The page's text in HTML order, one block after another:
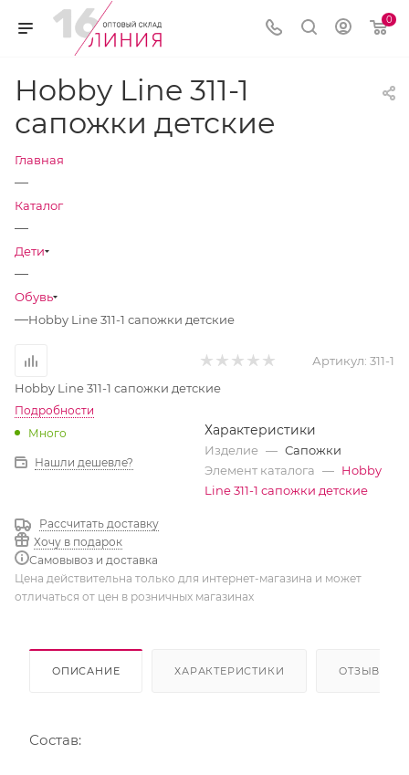
0
Hobby Line 311-1
сапожки детские
Главная
—
Каталог
—
Дети
—
Обувь
—Hobby Line 311-1 сапожки детские
Артикул: 311-1
Hobby Line 311-1 сапожки детские
Подробности
Много
Нашли дешевле?
Рассчитать доставку
Хочу в подарок
Самовывоз и доставка
Характеристики
Изделие — Сапожки
Элемент каталога — Hobby
Line 311-1 сапожки детские
Цена действительна только для интернет-магазина и может
отличаться от цен в розничных магазинах
ОПИСАНИЕ ХАРАКТЕРИСТИКИ ОТЗЫВЫ
Состав: